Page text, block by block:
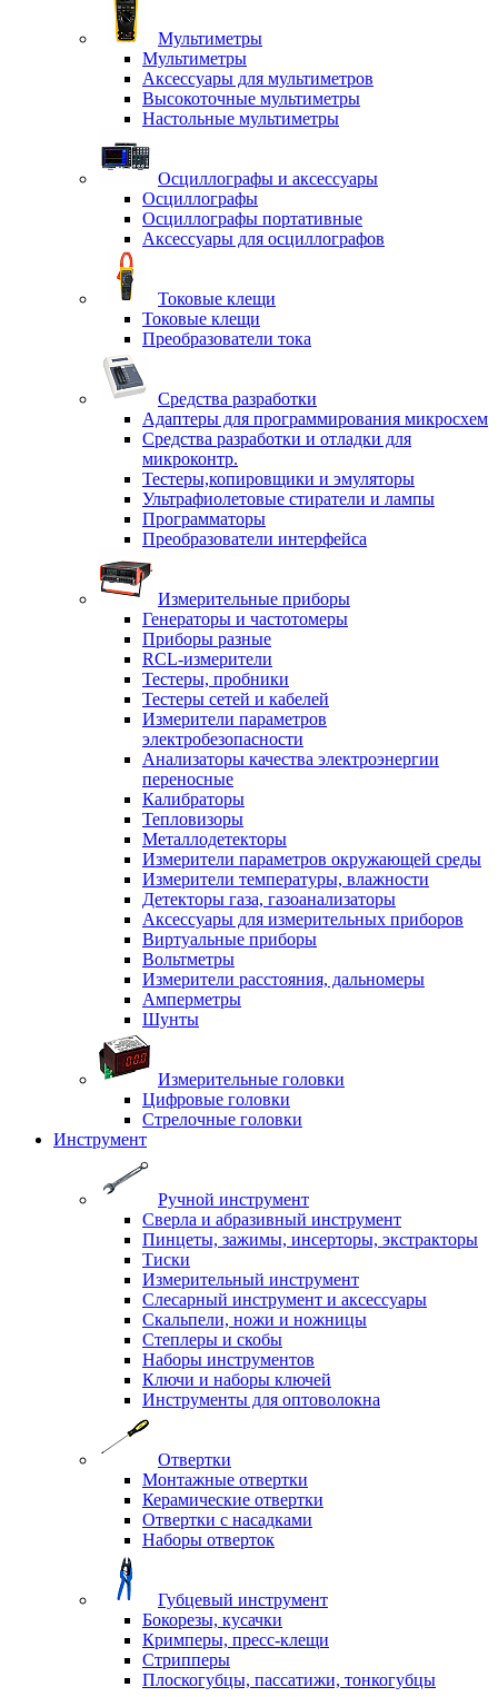
Мультиметры
Мультиметры
Аксессуары для мультиметров
Высокоточные мультиметры
Настольные мультиметры
Осциллографы и аксессуары
Осциллографы
Осциллографы портативные
Аксессуары для осциллографов
Токовые клещи
Токовые клещи
Преобразователи тока
Средства разработки
Адаптеры для программирования микросхем
Средства разработки и отладки для
микроконтр.
Тестеры,копировщики и эмуляторы
Ультрафиолетовые стиратели и лампы
Программаторы
Преобразователи интерфейса
Измерительные приборы
Генераторы и частотомеры
Приборы разные
RCL-измерители
Тестеры, пробники
Тестеры сетей и кабелей
Измерители параметров
электробезопасности
Анализаторы качества электроэнергии
переносные
Калибраторы
Тепловизоры
Металлодетекторы
Измерители параметров окружающей среды
Измерители температуры, влажности
Детекторы газа, газоанализаторы
Аксессуары для измерительных приборов
Виртуальные приборы
Вольтметры
Измерители расстояния, дальномеры
Амперметры
Шунты
Измерительные головки
Цифровые головки
Стрелочные головки
Инструмент
Ручной инструмент
Сверла и абразивный инструмент
Пинцеты, зажимы, инсерторы, экстракторы
Тиски
Измерительный инструмент
Слесарный инструмент и аксессуары
Скальпели, ножи и ножницы
Степлеры и скобы
Наборы инструментов
Ключи и наборы ключей
Инструменты для оптоволокна
Отвертки
Монтажные отвертки
Керамические отвертки
Отвертки с насадками
Наборы отверток
Губцевый инструмент
Бокорезы, кусачки
Кримперы, пресс-клещи
Стрипперы
Плоскогубцы, пассатижи, тонкогубцы